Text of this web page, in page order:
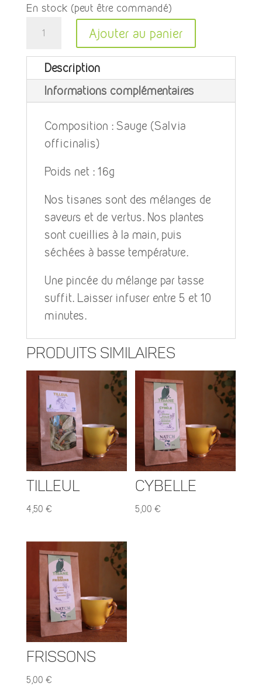
En stock (peut être commandé)
Sauge
Ajouter au panier
t
e
e
:
Description
Informations complémentaires
Composition : Sauge (Salvia
officinalis)
Poids net : 16g
Nos tisanes sont des mélanges de
saveurs et de vertus. Nos plantes
sont cueillies à la main, puis
séchées à basse température.
Une pincée du mélange par tasse
suffit. Laisser infuser entre 5 et 10
minutes.
Produits similaires
Tilleul
4,50 €
Cybelle
5,00€
Frissons
5,00 €